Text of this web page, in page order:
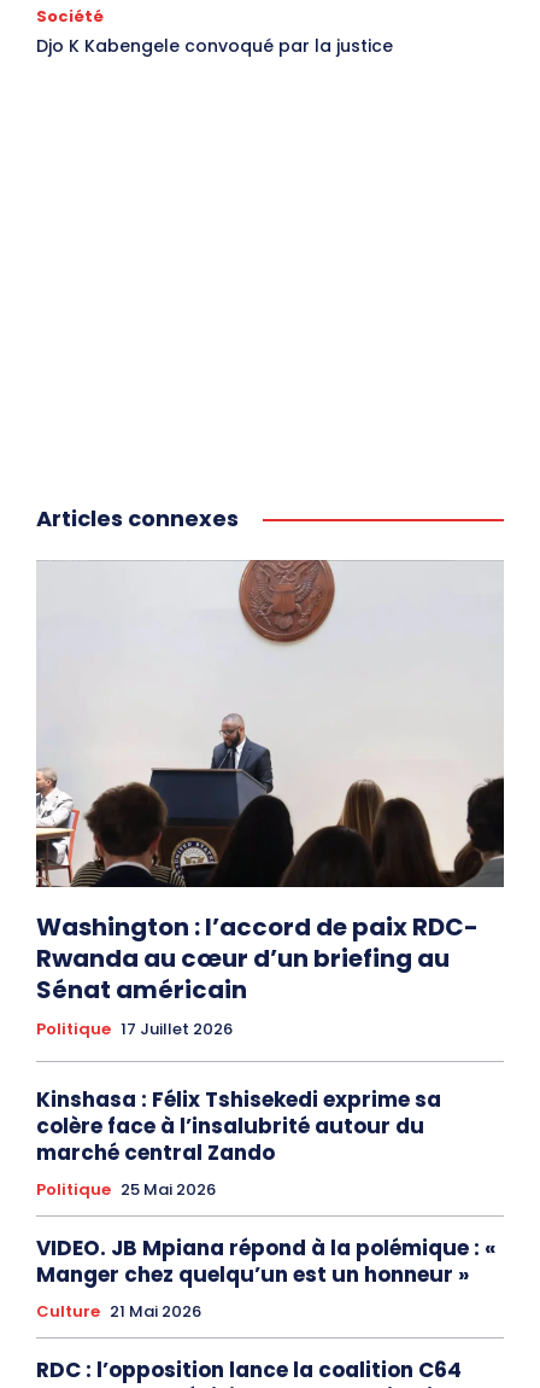
Société
Djo K Kabengele convoqué par la justice
Articles connexes
Washington : l’accord de paix RDC-
Rwanda au cœur d’un briefing au
Sénat américain
Politique 17 Juillet 2026
Kinshasa : Félix Tshisekedi exprime sa
colère face à l’insalubrité autour du
marché central Zando
Politique 25 Mai 2026
VIDEO. JB Mpiana répond à la polémique : «
Manger chez quelqu’un est un honneur »
Culture 21 Mai 2026
RDC : l’opposition lance la coalition C64